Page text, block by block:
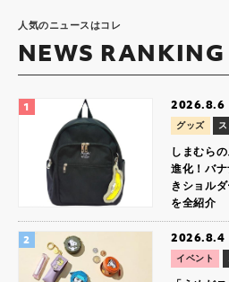
人気のニュースはコレ
NEWS RANKING
2026.8.6
グッズ
しまむら
進化！バ
きショル
を全紹介
2026.8.4
イベント